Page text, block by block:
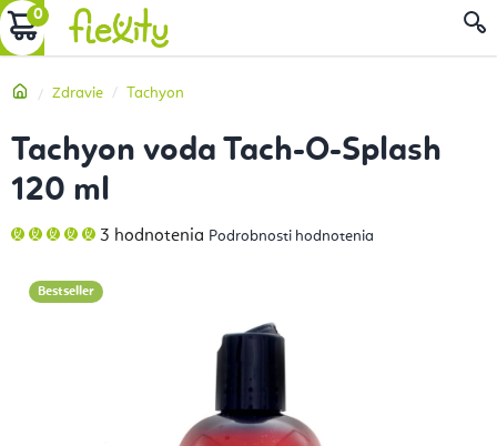
Prejsť
na
NÁKUPNÝ
Domov
Zdravie Tachyon
Tachyon voda Tach-O-Splash
120 ml
Priemerné
hodnotenie
5,0
z
3 hodnotenia Podrobnosti hodnotenia
Bestseller